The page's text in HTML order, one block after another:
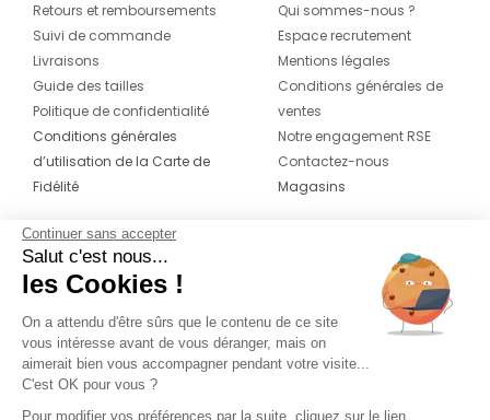
Retours et remboursements
Suivi de commande
Livraisons
Guide des tailles
Politique de confidentialité
Conditions générales
d’utilisation de la Carte de
Fidélité
Qui sommes-nous ?
Espace recrutement
Mentions légales
Conditions générales de
ventes
Notre engagement RSE
Contactez-nous
Magasins
CONTACT
04 42 20 78 42
Du lundi au jeudi de 8h30 à 16h30 & le
vendredi de 8h30 à 15h30
Continuer sans accepter
Salut c'est nous...
les Cookies !
On a attendu d'être sûrs que le contenu de ce site
vous intéresse avant de vous déranger, mais on
aimerait bien vous accompagner pendant votre visite...
C'est OK pour vous ?
Pour modifier vos préférences par la suite, cliquez sur le lien